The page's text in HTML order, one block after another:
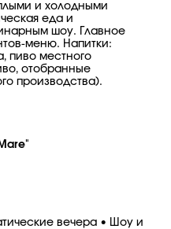
и холодными
еда и
шоу. Главное
меню. Напитки:
пиво местного
отобранные
производства).
вечера • Шоу и